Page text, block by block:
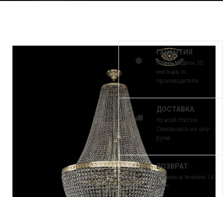
ГАРАНТИЯ
на все модели 30
месяцев от
производителя
ДОСТАВКА
по всей России.
Самовывоз из шоу-
рума
ВОЗВРАТ
и обмен в течении 14
дней